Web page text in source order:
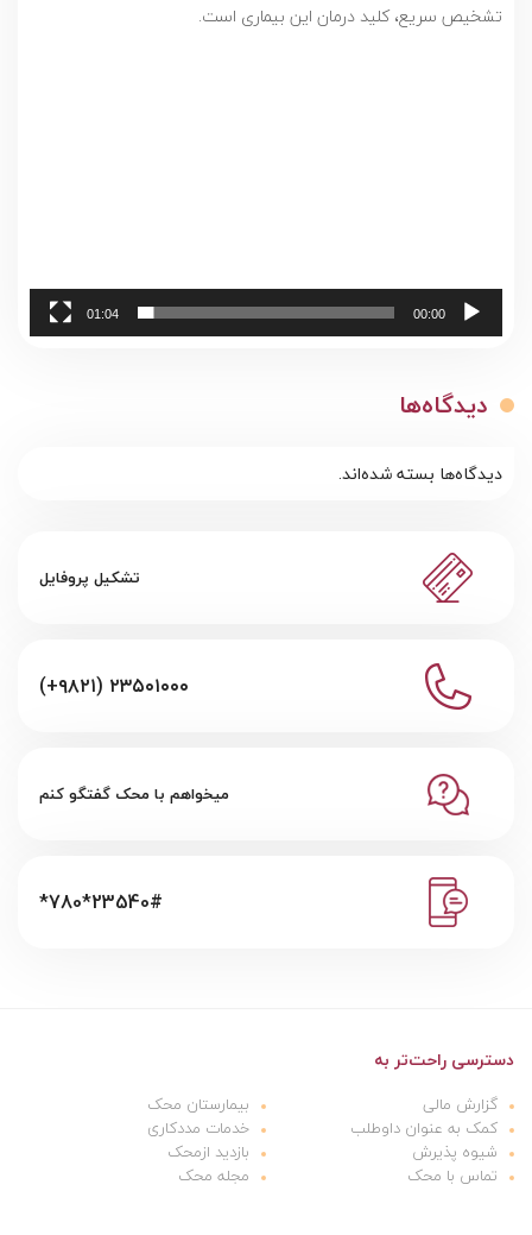
تشخیص سریع، کلید درمان این بیماری است.
00:00
01:04
دیدگاه‌ها
دیدگاه‌ها بسته شده‌اند.
تشکیل پروفایل
(+۹۸۲۱) ۲۳۵۰۱۰۰۰
میخواهم با محک گفتگو کنم
*780*23540#
دسترسی راحت‌تر به
گزارش مالی
بیمارستان محک
کمک به عنوان داوطلب
خدمات مددکاری
شیوه پذیرش
بازدید ازمحک
تماس با محک
مجله محک